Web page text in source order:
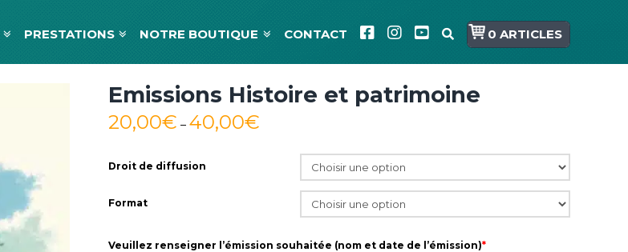
PRESTATIONS NOTRE BOUTIQUE CONTACT 0 ARTICLES
Emissions Histoire et patrimoine
20,00€ – 40,00€
Droit de diffusion
Format
Veuillez renseigner l’émission souhaitée (nom et date de l’émission)*